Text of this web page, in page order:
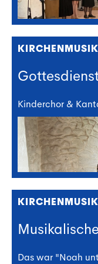
KIRCHENMUSIK
Kinderchor &
KIRCHENMUSIK
Das war "Noah